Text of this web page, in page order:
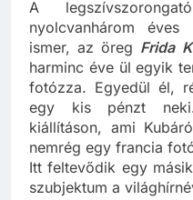
A
nyolcvanhárom
ismer, az öregFrida
harminc éve ül egyik
fotózza. Egyedül él,
egy kis pénzt
kiállításon, ami
nemrég egy francia
Itt feltevődik egy